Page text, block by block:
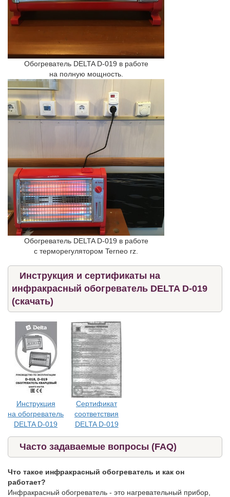
Обогреватель DELTA D-019 в работе
на полную мощность.
Обогреватель DELTA D-019 в работе
с терморегулятором Terneo rz.
Инструкция и сертификаты на
инфракрасный обогреватель DELTA D-019
(скачать)
Инструкция
на обогреватель
DELTA D-019
Сертификат
соответствия
DELTA D-019
Часто задаваемые вопросы (FAQ)
Что такое инфракрасный обогреватель и как он
работает?
Инфракрасный обогреватель - это нагревательный прибор,